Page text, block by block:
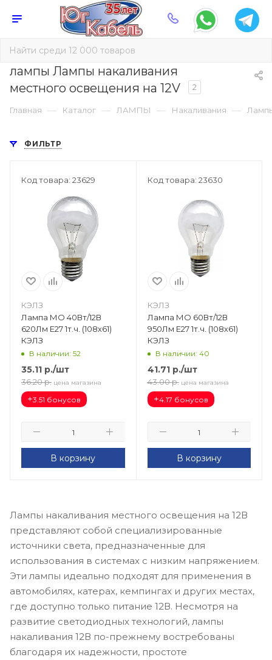
лампы Лампы накаливания
местного освещения на 12V
2
Главная — Каталог — ЛАМПЫ — Накаливания —
ФИЛЬТР
Код товара: 23629
КЭЛЗ
Лампа МО 40Вт/12В
620Лм Е27 1т.ч. (108х61)
КЭЛЗ
В наличии: 52
35.11 р./шт
36.20 р. цена магазина
+3.51 бонусов
В корзину
Код товара: 23630
КЭЛЗ
Лампа МО 60Вт/12В
950Лм Е27 1т.ч. (108х61)
КЭЛЗ
В наличии: 40
41.71р./шт
43.00 р. цена магазина
+4.17 бонусов
В корзину
Лампы накаливания местного освещения на 12В
представляют собой специализированные
источники света, предназначенные для
использования в системах с низким напряжением.
Эти лампы идеально подходят для применения в
автомобилях, катерах, кемпингах и других местах,
где доступно только питание 12В. Несмотря на
развитие светодиодных технологий, лампы
накаливания 12В по-прежнему востребованы
благодаря их надежности, простоте